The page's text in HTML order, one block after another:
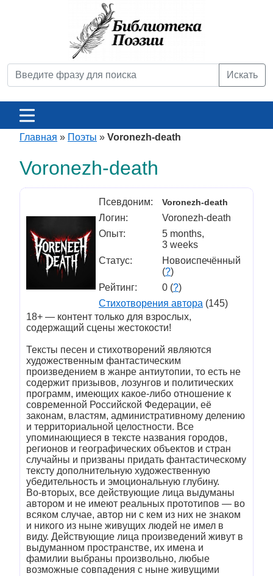
Искать
Главная » Поэты » Voronezh-death
Voronezh-death
Псевдоним: Voronezh-death
Логин:
Voronezh-death
Опыт:
5 months,
3 weeks
Статус:
Новоиспечённый
(?)
Рейтинг:
0 (?)
Стихотворения автора (145)
18+ — контент только для взрослых,
содержащий сцены жестокости!
Тексты песен и стихотворений являются
художественным фантастическим
произведением в жанре антиутопии, то есть не
содержит призывов, лозунгов и политических
программ, имеющих какое-либо отношение к
современной Российской Федерации, её
законам, властям, административному делению
и территориальной целостности. Все
упоминающиеся в тексте названия городов,
регионов и географических объектов и стран
случайны и призваны придать фантастическому
тексту дополнительную художественную
убедительность и эмоциональную глубину.
Во-вторых, все действующие лица выдуманы
автором и не имеют реальных прототипов — во
всяком случае, автор ни с кем из них не знаком
и никого из ныне живущих людей не имел в
виду. Действующие лица произведений живут в
выдуманном пространстве, их имена и
фамилии выбраны произвольно, любые
возможные совпадения с ныне живущими